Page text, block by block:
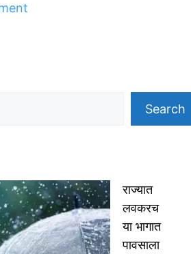
Search
राज्यात
लवकरच
या भागात
पावसाला